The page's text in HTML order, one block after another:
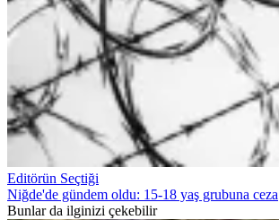
Editörün Seçtiği
Niğde'de gündem oldu: 15-18 yaş grubuna ceza
Bunlar da ilginizi çekebilir